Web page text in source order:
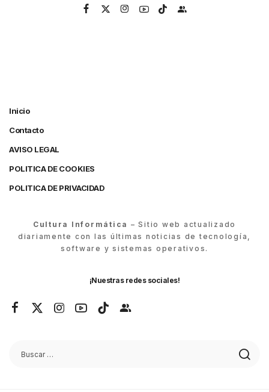
Inicio
Contacto
AVISO LEGAL
POLITICA DE COOKIES
POLITICA DE PRIVACIDAD
Cultura Informática – Sitio web actualizado
diariamente con las últimas noticias de tecnología,
software y sistemas operativos.
¡Nuestras redes sociales!